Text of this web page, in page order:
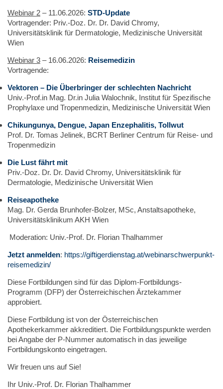
Webinar 2 – 11.06.2026: STD-Update
Vortragender: Priv.-Doz. Dr. Dr. David Chromy,
Universitätsklinik für Dermatologie, Medizinische Universität
Wien
Webinar 3 – 16.06.2026: Reisemedizin
Vortragende:
Vektoren – Die Überbringer der schlechten Nachricht
Univ.-Prof.in Mag. Dr.in Julia Walochnik, Institut für Spezifische
Prophylaxe und Tropenmedizin, Medizinische Universität Wien
Chikungunya, Dengue, Japan Enzephalitis, Tollwut
Prof. Dr. Tomas Jelinek, BCRT Berliner Centrum für Reise- und
Tropenmedizin
Die Lust fährt mit
Priv.-Doz. Dr. Dr. David Chromy, Universitätsklinik für
Dermatologie, Medizinische Universität Wien
Reiseapotheke
Mag. Dr. Gerda Brunhofer-Bolzer, MSc, Anstaltsapotheke,
Universitätsklinikum AKH Wien
Moderation: Univ.-Prof. Dr. Florian Thalhammer
Jetzt anmelden: https://giftigerdienstag.at/webinarschwerpunkt-
reisemedizin/
Diese Fortbildungen sind für das Diplom-Fortbildungs-
Programm (DFP) der Österreichischen Ärztekammer
approbiert.
Diese Fortbildung ist von der Österreichischen
Apothekerkammer akkreditiert. Die Fortbildungspunkte werden
bei Angabe der P-Nummer automatisch in das jeweilige
Fortbildungskonto eingetragen.
Wir freuen uns auf Sie!
Ihr Univ.-Prof. Dr. Florian Thalhammer